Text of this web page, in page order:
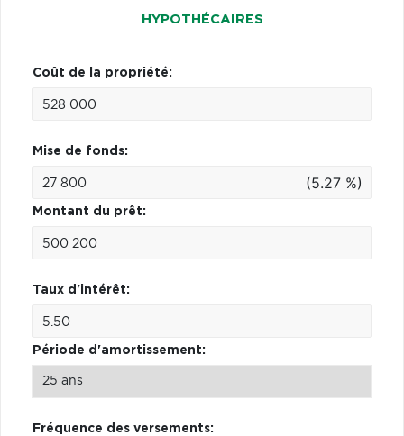
HYPOTHÉCAIRES
Coût de la propriété:
Mise de fonds:
(5.27 %)
Montant du prêt:
Taux d'intérêt:
Période d'amortissement:
Fréquence des versements: